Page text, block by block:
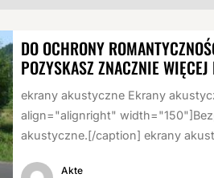
DO OCHRONY
POZYSKASZ ZNACZNIE WIĘCEJ
ekrany akustyczne Ekrany
align="alignright"
akustyczne.[/caption] ekrany
Akte